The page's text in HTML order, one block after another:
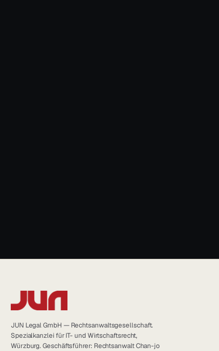
JUN Legal GmbH — Rechtsanwaltsgesellschaft.
Spezialkanzlei für IT- und Wirtschaftsrecht,
Würzburg. Geschäftsführer: Rechtsanwalt Chan-jo